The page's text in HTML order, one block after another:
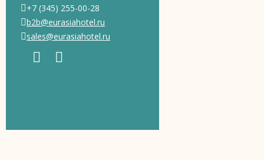
+7 (345) 255-00-28
b2b@eurasiahotel.ru
sales@eurasiahotel.ru